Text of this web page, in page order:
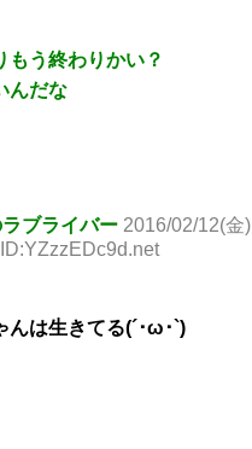
もう終わりかい？
んだな
ブライバー 2016/02/12(金)
んは生きてる(´･ω･`)